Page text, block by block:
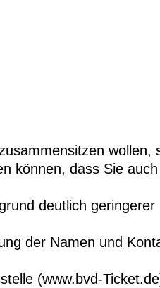
wollen,
können, dass Sie
deutlich geringerer
der Namen und
(www.bvd-